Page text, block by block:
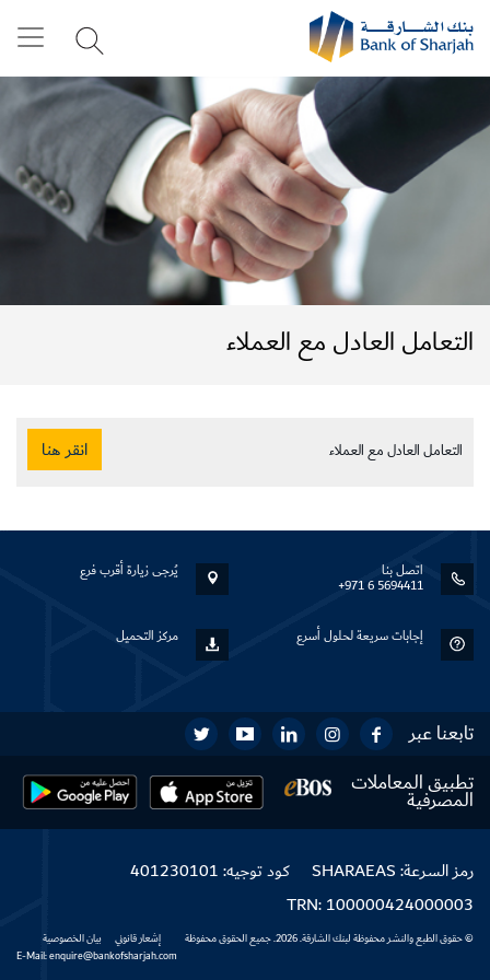
التعامل العادل مع العملاء
التعامل العادل مع العملاء انقر هنا
اتصل بنا
+971 6 5694411
يُرجى زيارة أقرب فرع
إجابات سريعة لحلول أسرع مركز التحميل
تابعنا عبر
تطبيق المعاملات
المصرفية
رمز السرعة: SHARAEAS
كود توجيه: 401230101
TRN: 100000424000003
© حقوق الطبع والنشر محفوظة لبنك الشارقة. 2026. جميع الحقوق محفوظة إشعار قانوني
بيان الخصوصية
E-Mail: enquire@bankofsharjah.com